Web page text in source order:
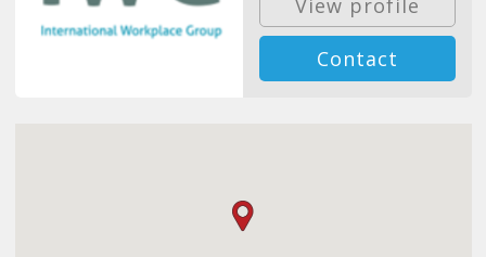
View profile
Contact